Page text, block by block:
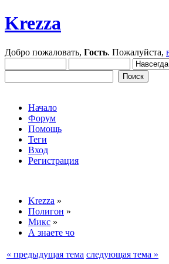
Krezza
Добро пожаловать, Гость. Пожалуйста,
Начало
Форум
Помощь
Теги
Вход
Регистрация
Krezza »
Полигон »
Микс »
А знаете чо
« предыдущая тема следующая тема »